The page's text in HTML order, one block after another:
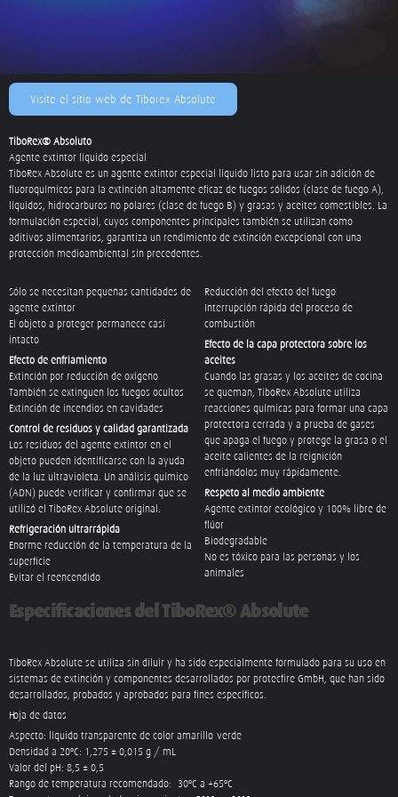
Visite el sitio web de Tiborex Absolute
TiboRex® Absoluto
Agente extintor líquido especial
TiboRex Absolute es un agente extintor especial líquido listo para usar sin adición de
fluoroquímicos para la extinción altamente eficaz de fuegos sólidos (clase de fuego A),
líquidos, hidrocarburos no polares (clase de fuego B) y grasas y aceites comestibles. La
formulación especial, cuyos componentes principales también se utilizan como
aditivos alimentarios, garantiza un rendimiento de extinción excepcional con una
protección medioambiental sin precedentes.
Sólo se necesitan pequeñas cantidades de
agente extintor
El objeto a proteger permanece casi
intacto
Efecto de enfriamiento
Extinción por reducción de oxígeno
También se extinguen los fuegos ocultos
Extinción de incendios en cavidades
Control de residuos y calidad garantizada
Los residuos del agente extintor en el
objeto pueden identificarse con la ayuda
de la luz ultravioleta. Un análisis químico
(ADN) puede verificar y confirmar que se
utilizó el TiboRex Absolute original.
Refrigeración ultrarrápida
Enorme reducción de la temperatura de la
superficie
Evitar el reencendido
Reducción del efecto del fuego
Interrupción rápida del proceso de
combustión
Efecto de la capa protectora sobre los
aceites
Cuando las grasas y los aceites de cocina
se queman, TiboRex Absolute utiliza
reacciones químicas para formar una capa
protectora cerrada y a prueba de gases
que apaga el fuego y protege la grasa o el
aceite calientes de la reignición
enfriándolos muy rápidamente.
Respeto al medio ambiente
Agente extintor ecológico y 100% libre de
flúor
Biodegradable
No es tóxico para las personas y los
animales
Especificaciones del TiboRex® Absolute
TiboRex Absolute se utiliza sin diluir y ha sido especialmente formulado para su uso en
sistemas de extinción y componentes desarrollados por protecfire GmbH, que han sido
desarrollados, probados y aprobados para fines específicos.
Hoja de datos
Aspecto: líquido transparente de color amarillo-verde
Densidad a 20ºC: 1,275 ± 0,015 g / mL
Valor del pH: 8,5 ± 0,5
Rango de temperatura recomendado: -30ºC a +65ºC